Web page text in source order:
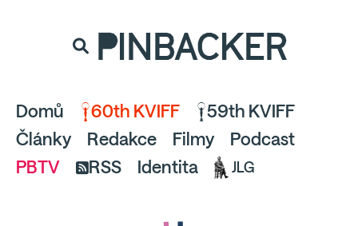
a pusťte se do čtení.
PINBACKER
Domů 60th KVIFF
59th KVIFF
Články
Redakce Filmy
Podcast
PBTV
RSS Identita JLG